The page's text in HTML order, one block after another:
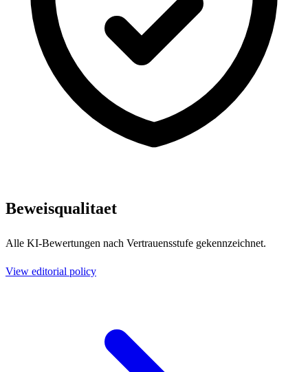
Beweisqualitaet
Alle KI-Bewertungen nach Vertrauensstufe gekennzeichnet.
View editorial policy